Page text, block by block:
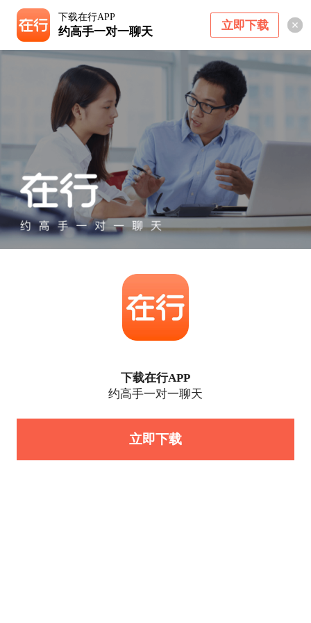
下载在行APP
约高手一对一聊天 立即下载
下载在行APP
约高手一对一聊天
立即下载